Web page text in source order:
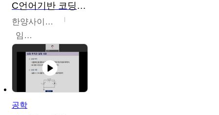
C언어기반 코딩교육
한양사이버대학교
임동균
공학